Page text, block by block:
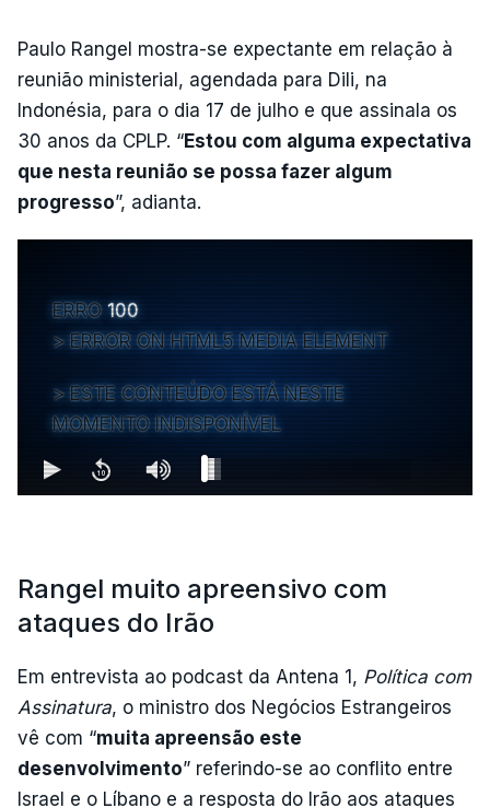
Paulo Rangel mostra-se expectante em relação à
reunião ministerial, agendada para Dili, na
Indonésia, para o dia 17 de julho e que assinala os
30 anos da CPLP. “Estou com alguma expectativa
que nesta reunião se possa fazer algum
progresso”, adianta.
ERRO 100
ERROR ON HTML5 MEDIA ELEMENT
ESTE CONTEÚDO ESTÁ NESTE
MOMENTO INDISPONÍVEL
Rangel muito apreensivo com
ataques do Irão
Em entrevista ao podcast da Antena 1, Política com
Assinatura, o ministro dos Negócios Estrangeiros
vê com “muita apreensão este
desenvolvimento” referindo-se ao conflito entre
Israel e o Líbano e a resposta do Irão aos ataques